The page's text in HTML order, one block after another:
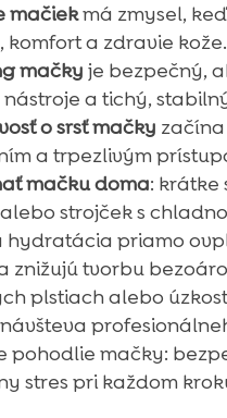
mačiekmá zmysel,
komfort a zdravie kože.
mačky je bezpečný,
a tichý,
o srsť mačky
a trpezlivým
mačku doma: krátke
strojček s
hydratácia priamo
znižujú tvorbu
plstiach alebo
pohodlie mačky:
stres pri každom